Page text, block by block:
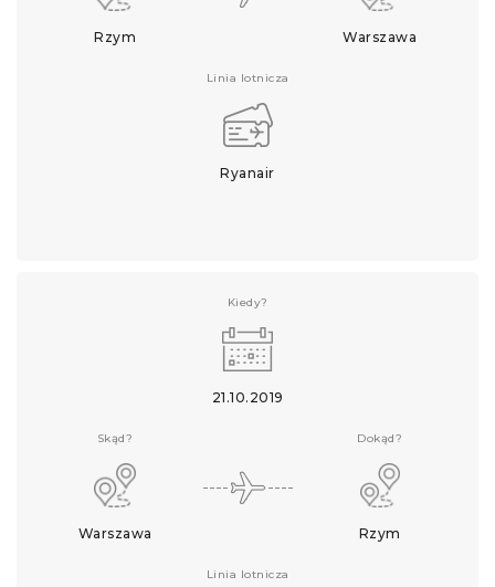
Rzym Warszawa
Linia lotnicza
Ryanair
Kiedy?
21.10.2019
Skąd?
Warszawa
Dokąd?
Rzym
Linia lotnicza